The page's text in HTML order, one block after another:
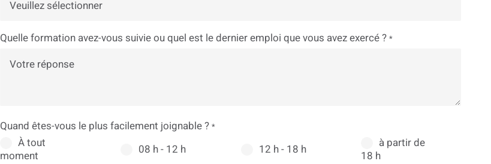
Quelle formation avez-vous suivie ou quel est le dernier emploi que vous avez exercé ? *
Quand êtes-vous le plus facilement joignable ? *
À tout
moment
08 h - 12 h 12 h - 18 h
à partir de
18 h